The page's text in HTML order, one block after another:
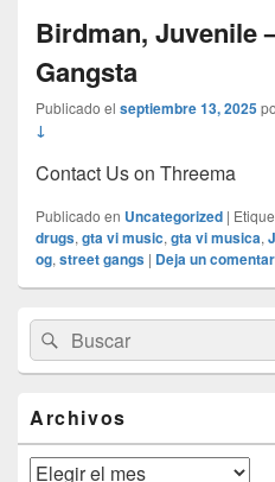
Birdman, Juvenile
Gangsta
Publicado el septiembre 13, 2025
↓
Contact Us on Threema
Publicado en Uncategorized |
drugs, gta vi music, gta vi musica,
og, street gangs | Deja un
área
de
widget
lateral
primaria
Buscar
por:
Buscar
Archivos
Archivos